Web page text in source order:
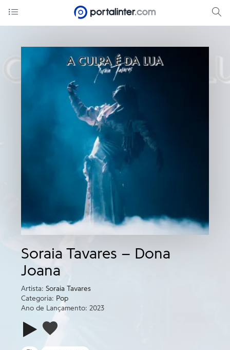
Soraia Tavares – Dona
Joana
Artista: Soraia Tavares
Categoria: Pop
Ano de Lançamento: 2023